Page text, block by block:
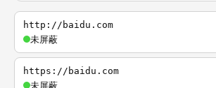
http://baidu.com
未屏蔽
https://baidu.com
未屏蔽